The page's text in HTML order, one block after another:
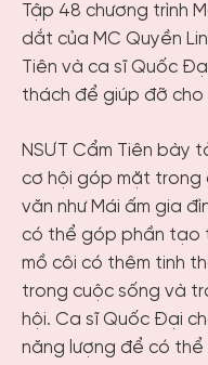
Tập 48 chương trình
dắt của MC Quyền
Tiên và ca sĩ Quốc
thách để giúp đỡ cho
NSƯT Cẩm Tiên bày
cơ hội góp mặt trong
văn như Mái ấm gia
có thể góp phần tạo
mồ côi có thêm tinh
trong cuộc sống và
hội. Ca sĩ Quốc Đại
năng lượng để có thể